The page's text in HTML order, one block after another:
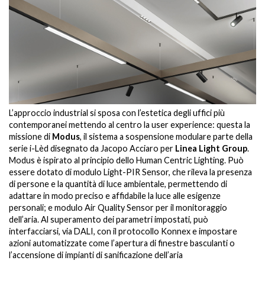
L’approccio industrial si sposa con l’estetica degli uffici più
contemporanei mettendo al centro la user experience: questa la
missione di Modus, il sistema a sospensione modulare parte della
serie i-Lèd disegnato da Jacopo Acciaro per Linea Light Group.
Modus è ispirato al principio dello Human Centric Lighting. Può
essere dotato di modulo Light-PIR Sensor, che rileva la presenza
di persone e la quantità di luce ambientale, permettendo di
adattare in modo preciso e affidabile la luce alle esigenze
personali; e modulo Air Quality Sensor per il monitoraggio
dell’aria. Al superamento dei parametri impostati, può
interfacciarsi, via DALI, con il protocollo Konnex e impostare
azioni automatizzate come l’apertura di finestre basculanti o
l’accensione di impianti di sanificazione dell’aria